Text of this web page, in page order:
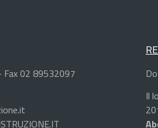
02 89532097
Il